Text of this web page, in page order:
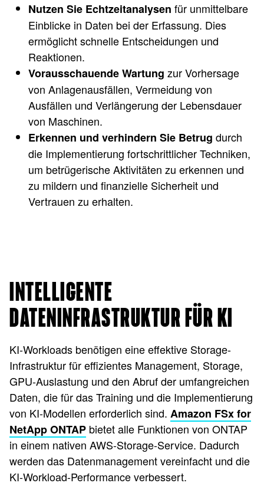
Nutzen Sie Echtzeitanalysen für unmittelbare
Einblicke in Daten bei der Erfassung. Dies
ermöglicht schnelle Entscheidungen und
Reaktionen.
Vorausschauende Wartung zur Vorhersage
von Anlagenausfällen, Vermeidung von
Ausfällen und Verlängerung der Lebensdauer
von Maschinen.
Erkennen und verhindern Sie Betrug durch
die Implementierung fortschrittlicher Techniken,
um betrügerische Aktivitäten zu erkennen und
zu mildern und finanzielle Sicherheit und
Vertrauen zu erhalten.
INTELLIGENTE
DATENINFRASTRUKTUR FÜR KI
KI-Workloads benötigen eine effektive Storage-
Infrastruktur für effizientes Management, Storage,
GPU-Auslastung und den Abruf der umfangreichen
Daten, die für das Training und die Implementierung
von KI-Modellen erforderlich sind. Amazon FSx for
NetApp ONTAP bietet alle Funktionen von ONTAP
in einem nativen AWS-Storage-Service. Dadurch
werden das Datenmanagement vereinfacht und die
KI-Workload-Performance verbessert.